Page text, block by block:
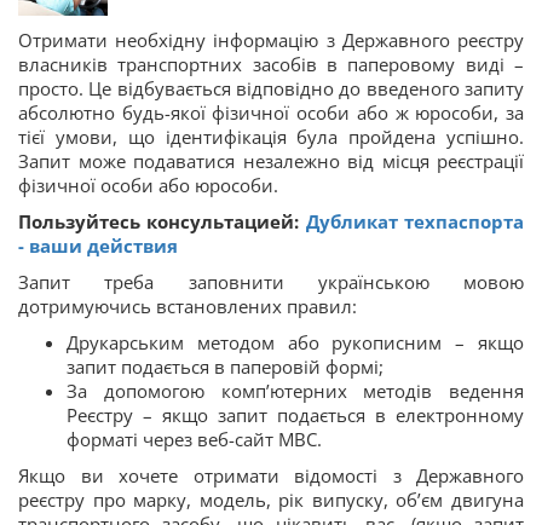
Отримати необхідну інформацію з Державного реєстру
власників транспортних засобів в паперовому виді –
просто. Це відбувається відповідно до введеного запиту
абсолютно будь-якої фізичної особи або ж юрособи, за
тієї умови, що ідентифікація була пройдена успішно.
Запит може подаватися незалежно від місця реєстрації
фізичної особи або юрособи.
Пользуйтесь консультацией: Дубликат техпаспорта
- ваши действия
Запит треба заповнити українською мовою
дотримуючись встановлених правил:
Друкарським методом або рукописним – якщо
запит подається в паперовій формі;
За допомогою комп’ютерних методів ведення
Реєстру – якщо запит подається в електронному
форматі через веб-сайт МВС.
Якщо ви хочете отримати відомості з Державного
реєстру про марку, модель, рік випуску, об’єм двигуна